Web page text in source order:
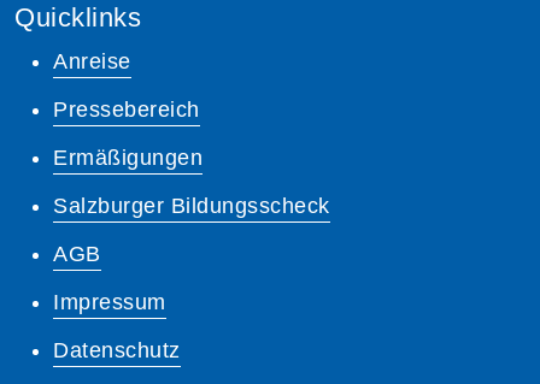
Quicklinks
Anreise
Pressebereich
Ermäßigungen
Salzburger Bildungsscheck
AGB
Impressum
Datenschutz